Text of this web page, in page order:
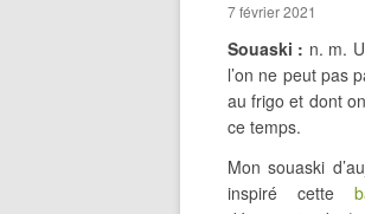
7 février 2021
Souaski : n. m.
l’on ne peut pas
au frigo et dont
ce temps.
Mon souaski
inspiré cette